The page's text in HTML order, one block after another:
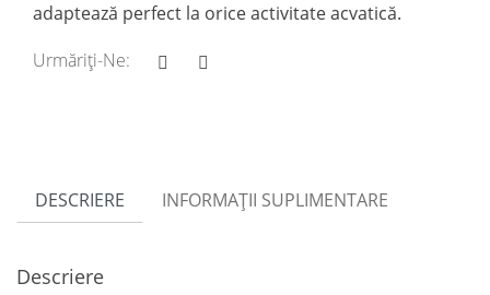
adaptează perfect la orice activitate acvatică.
Urmăriți-Ne:
DESCRIERE INFORMAȚII SUPLIMENTARE
Descriere